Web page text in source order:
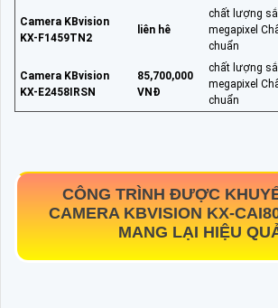
Camera KBvision
KX-F1459TN2
liên hê
chất lượng
megapixel
chuẩn
Camera KBvision
KX-E2458IRSN
85,700,000
VNĐ
chất lượng
megapixel
chuẩn
CÔNG TRÌNH ĐƯỢC
CAMERA KBVISION KX-
MANG LẠI HIỆU